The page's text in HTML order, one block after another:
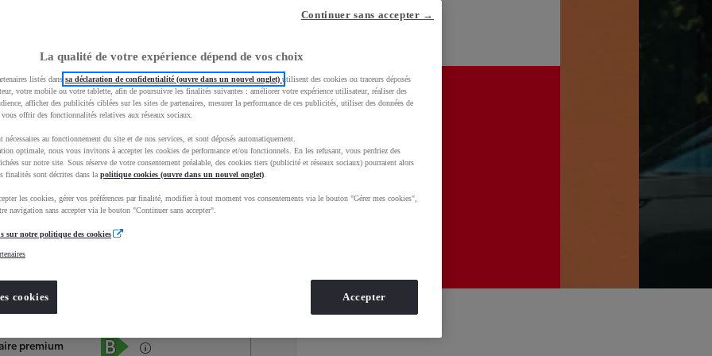
Services Concession
Occasions
premium
La qualité de votre expérience dépend de vos choix
listés dans sa déclaration de confidentialité (ouvre dans un nouvel onglet) utilisent des cookies ou traceurs déposés
votre mobile ou votre tablette, afin de poursuivre les finalités suivantes : améliorer votre expérience utilisateur, réaliser des
afficher des publicités ciblées sur les sites de partenaires, mesurer la performance de ces publicités, utiliser des données de
offrir des fonctionnalités relatives aux réseaux sociaux.
nécessaires au fonctionnement du site et de nos services, et sont déposés automatiquement.
optimale, nous vous invitons à accepter les cookies de performance et/ou fonctionnels. En les refusant, vous perdriez des
sur notre site. Sous réserve de votre consentement préalable, des cookies tiers (publicité et réseaux sociaux) pourraient alors
finalités sont décrites dans la politique cookies (ouvre dans un nouvel onglet)
les cookies, gérer vos préférences par finalité, modifier à tout moment vos consentements via le bouton "Gérer mes cookies",
navigation sans accepter via le bouton "Continuer sans accepter".
sur notre politique des cookies
cookies
Continuer sans accepter →
Accepter